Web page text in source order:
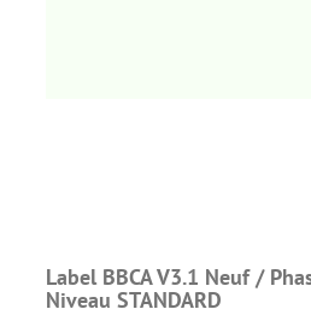
Label BBCA V3.1 Neuf /
Niveau STANDARD